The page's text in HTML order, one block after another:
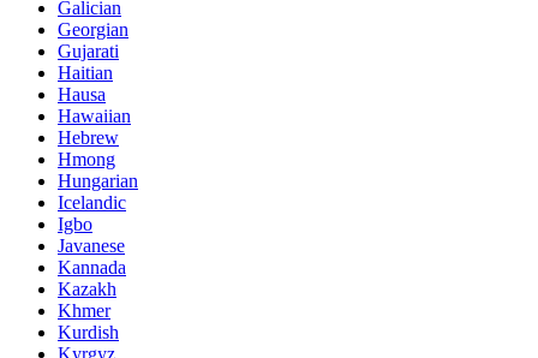
Galician
Georgian
Gujarati
Haitian
Hausa
Hawaiian
Hebrew
Hmong
Hungarian
Icelandic
Igbo
Javanese
Kannada
Kazakh
Khmer
Kurdish